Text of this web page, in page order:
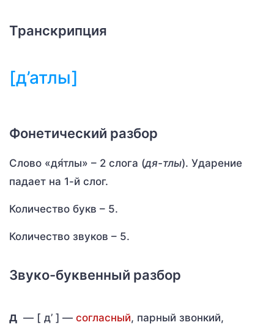
Транскрипция
[д’атлы]
Фонетический разбор
Слово «дя́тлы» – 2 слога (дя-тлы). Ударение
падает на 1-й слог.
Количество букв – 5.
Количество звуков – 5.
Звуко-буквенный разбор
д — [ д’ ] — согласный, парный звонкий,